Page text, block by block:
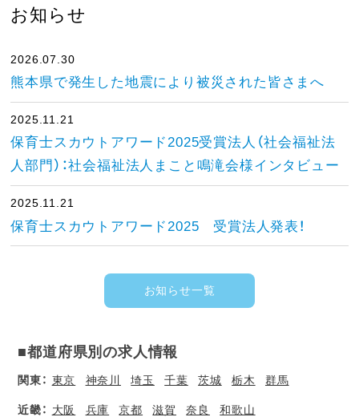
お知らせ
2026.07.30
熊本県で発生した地震により被災された皆さまへ
2025.11.21
保育士スカウトアワード2025受賞法人（社会福祉法
人部門）：社会福祉法人まこと鳴滝会様インタビュー
2025.11.21
保育士スカウトアワード2025 受賞法人発表！
お知らせ一覧
■都道府県別の求人情報
関東： 東京 神奈川 埼玉 千葉 茨城 栃木 群馬
近畿： 大阪 兵庫 京都 滋賀 奈良 和歌山